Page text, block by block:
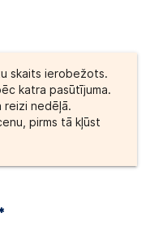
skaits ierobežots.
katra pasūtījuma.
reizi nedēļā.
pirms tā kļūst